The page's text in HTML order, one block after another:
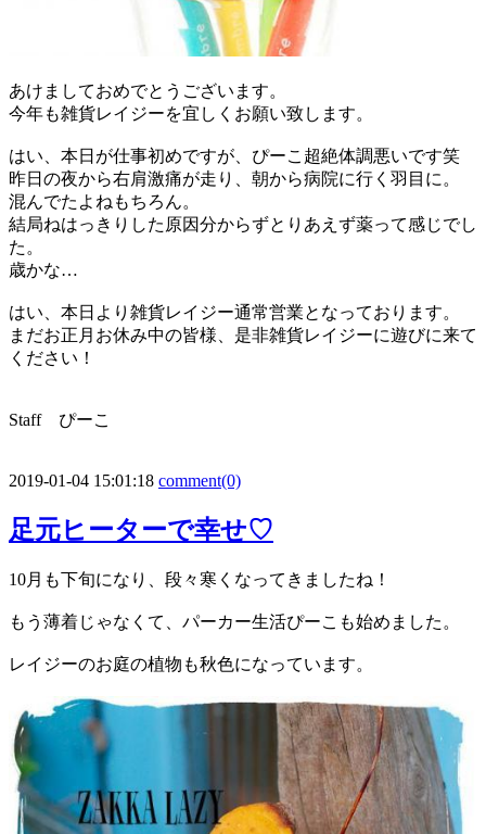
あけましておめでとうございます。
今年も雑貨レイジーを宜しくお願い致します。
はい、本日が仕事初めですが、ぴーこ超絶体調悪いです笑
昨日の夜から右肩激痛が走り、朝から病院に行く羽目に。
混んでたよねもちろん。
結局ねはっきりした原因分からずとりあえず薬って感じでし
た。
歳かな…
はい、本日より雑貨レイジー通常営業となっております。
まだお正月お休み中の皆様、是非雑貨レイジーに遊びに来て
ください！
Staff ぴーこ
2019-01-04 15:01:18 comment(0)
足元ヒーターで幸せ♡
10月も下旬になり、段々寒くなってきましたね！
もう薄着じゃなくて、パーカー生活ぴーこも始めました。
レイジーのお庭の植物も秋色になっています。